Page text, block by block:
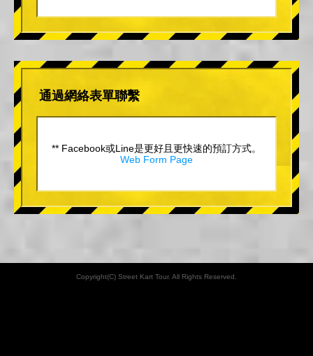
通過網絡表單聯繫
** Facebook或Line是更好且更快速的預訂方式。
Web Form Page
Copyright(C) Street Kart Tour. All Rights Reserved.